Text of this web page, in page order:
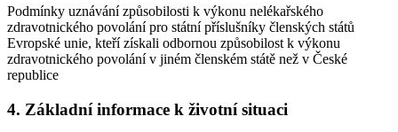
Podmínky uznávání způsobilosti k výkonu nelékařského
zdravotnického povolání pro státní příslušníky členských států
Evropské unie, kteří získali odbornou způsobilost k výkonu
zdravotnického povolání v jiném členském státě než v České
republice
4. Základní informace k životní situaci